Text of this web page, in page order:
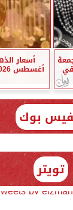
بوك
تويتر
by